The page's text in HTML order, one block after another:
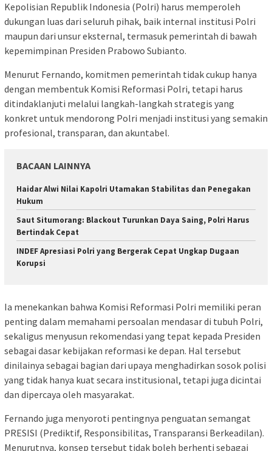
Kepolisian Republik Indonesia (Polri) harus memperoleh
dukungan luas dari seluruh pihak, baik internal institusi Polri
maupun dari unsur eksternal, termasuk pemerintah di bawah
kepemimpinan Presiden Prabowo Subianto.
Menurut Fernando, komitmen pemerintah tidak cukup hanya
dengan membentuk Komisi Reformasi Polri, tetapi harus
ditindaklanjuti melalui langkah-langkah strategis yang
konkret untuk mendorong Polri menjadi institusi yang semakin
profesional, transparan, dan akuntabel.
BACAAN LAINNYA
Haidar Alwi Nilai Kapolri Utamakan Stabilitas dan Penegakan
Hukum
Saut Situmorang: Blackout Turunkan Daya Saing, Polri Harus
Bertindak Cepat
INDEF Apresiasi Polri yang Bergerak Cepat Ungkap Dugaan
Korupsi
Ia menekankan bahwa Komisi Reformasi Polri memiliki peran
penting dalam memahami persoalan mendasar di tubuh Polri,
sekaligus menyusun rekomendasi yang tepat kepada Presiden
sebagai dasar kebijakan reformasi ke depan. Hal tersebut
dinilainya sebagai bagian dari upaya menghadirkan sosok polisi
yang tidak hanya kuat secara institusional, tetapi juga dicintai
dan dipercaya oleh masyarakat.
Fernando juga menyoroti pentingnya penguatan semangat
PRESISI (Prediktif, Responsibilitas, Transparansi Berkeadilan).
Menurutnya, konsep tersebut tidak boleh berhenti sebagai